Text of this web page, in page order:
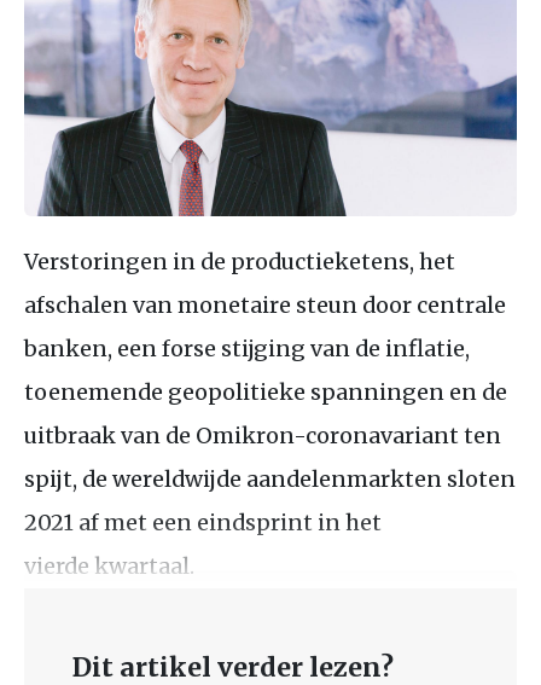
Verstoringen in de productieketens, het
afschalen van monetaire steun door centrale
banken, een forse stijging van de inflatie,
toenemende geopolitieke spanningen en de
uitbraak van de Omikron-coronavariant ten
spijt, de wereldwijde aandelenmarkten sloten
2021 af met een eindsprint in het
vierde kwartaal.
Dit artikel verder lezen?